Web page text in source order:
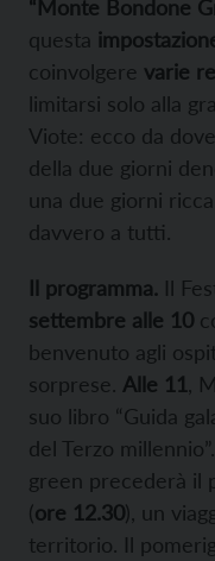
“Monte Bondone
questa
coinvolgere varie
limitarsi solo alla
Viote: ecco da
della due giorni
una due giorni
davvero a tutti.
Il programma. Il
settembre alle 10
benvenuto agli
sorprese. Alle 11 ,
suo libro “Guida
del Terzo millennio”.
green precederà il
(ore 12.30), un
territorio. Il